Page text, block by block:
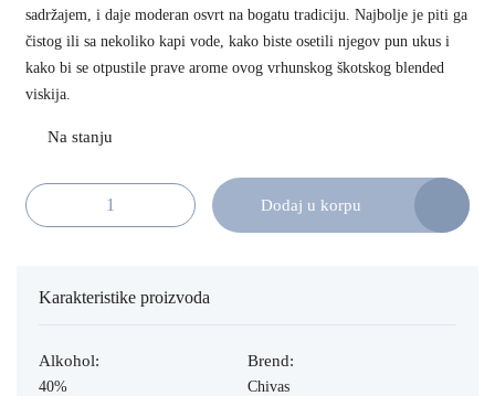
sadržajem, i daje moderan osvrt na bogatu tradiciju. Najbolje je piti ga
čistog ili sa nekoliko kapi vode, kako biste osetili njegov pun ukus i
kako bi se otpustile prave arome ovog vrhunskog škotskog blended
viskija.
Chivas Regal 12 YO 75cl količinaDodaj u korpu
Karakteristike proizvoda
Alkohol:
40%
Brend:
Chivas